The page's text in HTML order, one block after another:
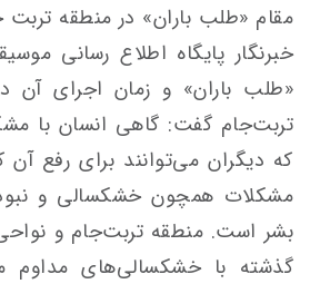
مقام «طلب باران» در منطقه تربت
خبرنگار پایگاه اطلاع رسانی
«طلب باران» و زمان اجرای آن
تربت‌جام گفت: گاهی انسان با
که دیگران می‌توانند برای رفع
مشکلات همچون خشکسالی و نبود
بشر است. منطقه تربت‌جام و
گذشته با خشکسالی‌های مداوم